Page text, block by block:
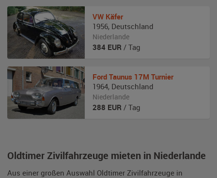
Oldtimer Zivilfahrzeuge mieten in Niederlande
Aus einer großen Auswahl Oldtimer Zivilfahrzeuge in
VW Käfer
1956, Deutschland
Niederlande
384 EUR / Tag
Ford Taunus 17M Turnier
1964, Deutschland
Niederlande
288 EUR / Tag